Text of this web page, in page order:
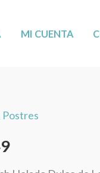
MI CUENTA
Postres